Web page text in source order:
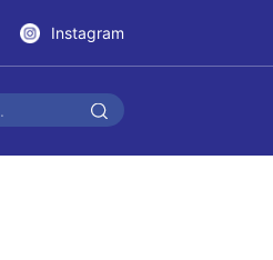
Instagram